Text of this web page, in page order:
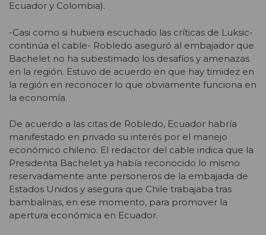
Ecuador y Colombia).
-Casi como si hubiera escuchado las críticas de Luksic-
continúa el cable- Robledo aseguró al embajador que
Bachelet no ha subestimado los desafíos y amenazas
en la región. Estuvo de acuerdo en que hay timidez en
la región en reconocer lo que obviamente funciona en
la economía.
De acuerdo a las citas de Robledo, Ecuador habría
manifestado en privado su interés por el manejo
económico chileno. El redactor del cable indica que la
Presidenta Bachelet ya había reconocido lo mismo
reservadamente ante personeros de la embajada de
Estados Unidos y asegura que Chile trabajaba tras
bambalinas, en ese momento, para promover la
apertura económica en Ecuador.